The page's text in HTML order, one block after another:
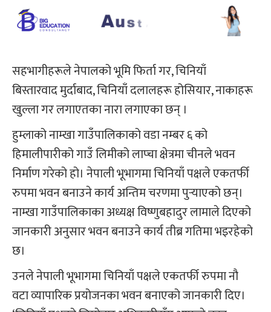
सहभागीहरूले नेपालको भूमि फिर्ता गर, चिनियाँ
बिस्तारवाद मुर्दाबाद, चिनियाँ दलालहरू होसियार, नाकाहरू
खुल्ला गर लगाएतका नारा लगाएका छन् ।
हुम्लाको नाम्खा गाउँपालिकाको वडा नम्बर ६ को
हिमालीपारीको गाउँ लिमीको लाप्चा क्षेत्रमा चीनले भवन
निर्माण गरेको हो। नेपाली भूभागमा चिनियाँ पक्षले एकतर्फी
रुपमा भवन बनाउने कार्य अन्तिम चरणमा पुर्‍याएको छन्।
नाम्खा गाउँपालिकाका अध्यक्ष विष्णुबहादुर लामाले दिएको
जानकारी अनुसार भवन बनाउने कार्य तीब्र गतिमा भइरहेको
छ।
उनले नेपाली भूभागमा चिनियाँ पक्षले एकतर्फी रुपमा नौ
वटा व्यापारिक प्रयोजनका भवन बनाएको जानकारी दिए।